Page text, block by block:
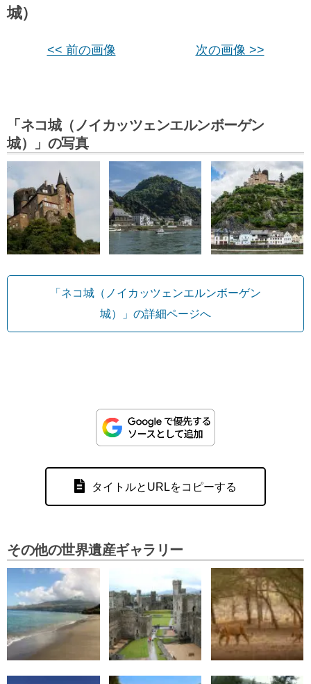
城）
<< 前の画像 次の画像 >>
「ネコ城（ノイカッツェンエルンボーゲン
城）」の写真
「ネコ城（ノイカッツェンエルンボーゲン
城）」の詳細ページへ
タイトルとURLをコピーする
その他の世界遺産ギャラリー